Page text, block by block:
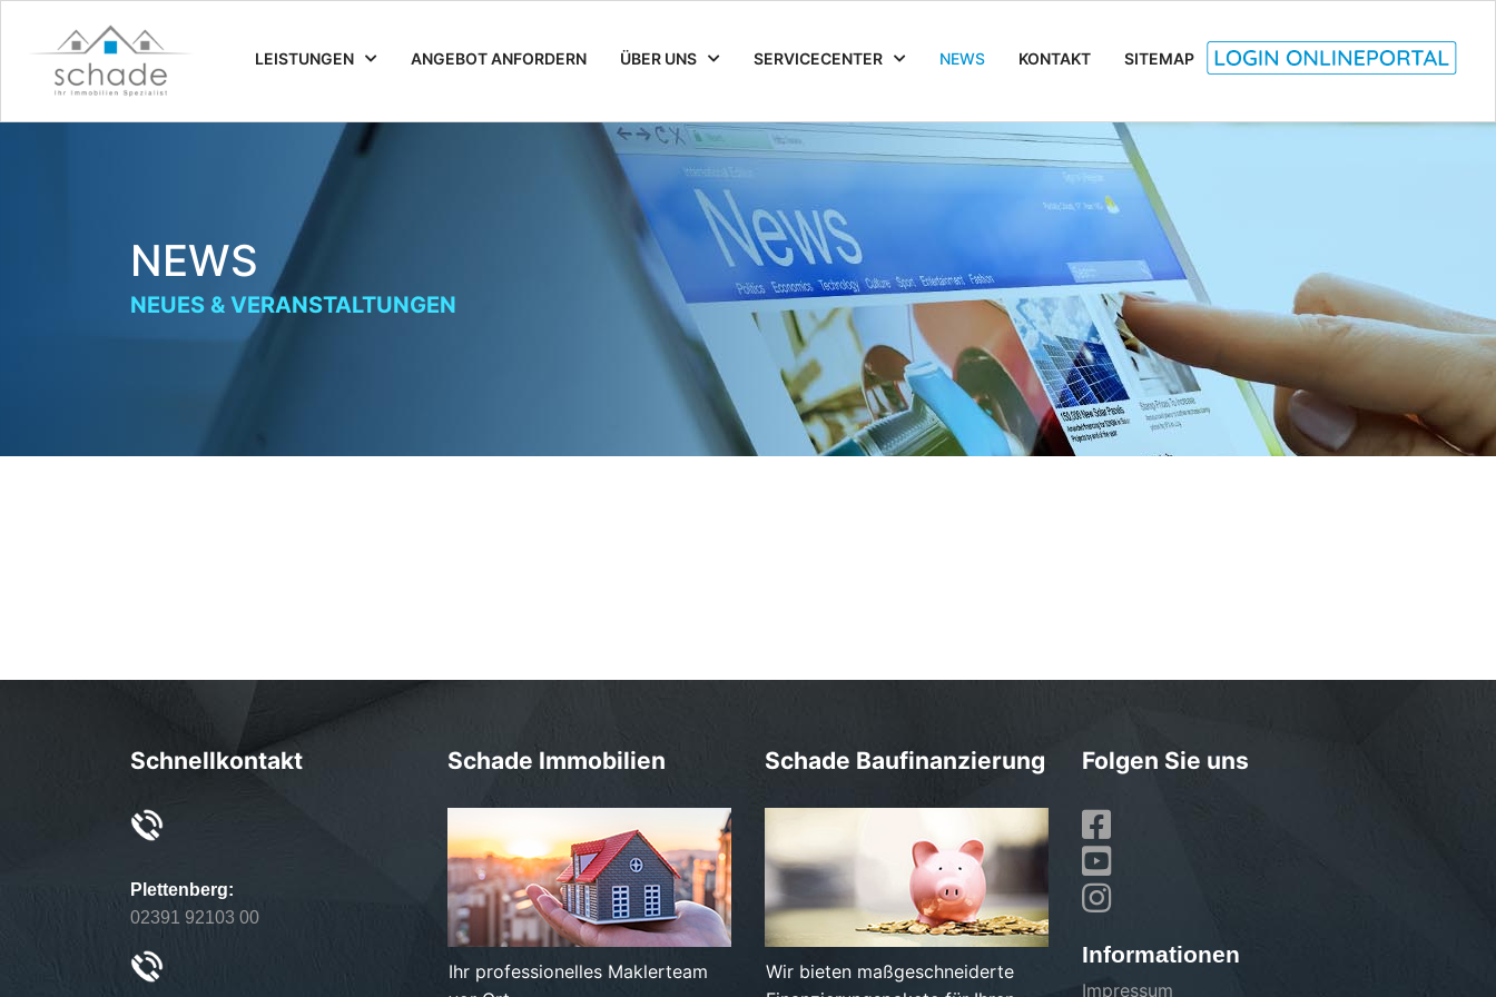
LEISTUNGEN ANGEBOT ANFORDERN ÜBER UNS SERVICECENTER NEWS KONTAKT SITEMAP
NEWS
NEUES & VERANSTALTUNGEN
Schnellkontakt
Plettenberg:
02391 92103 00
Schade Immobilien
Ihr professionelles Maklerteam
Schade Baufinanzierung
Wir bieten maßgeschneiderte
Folgen Sie uns
Informationen
Impressum